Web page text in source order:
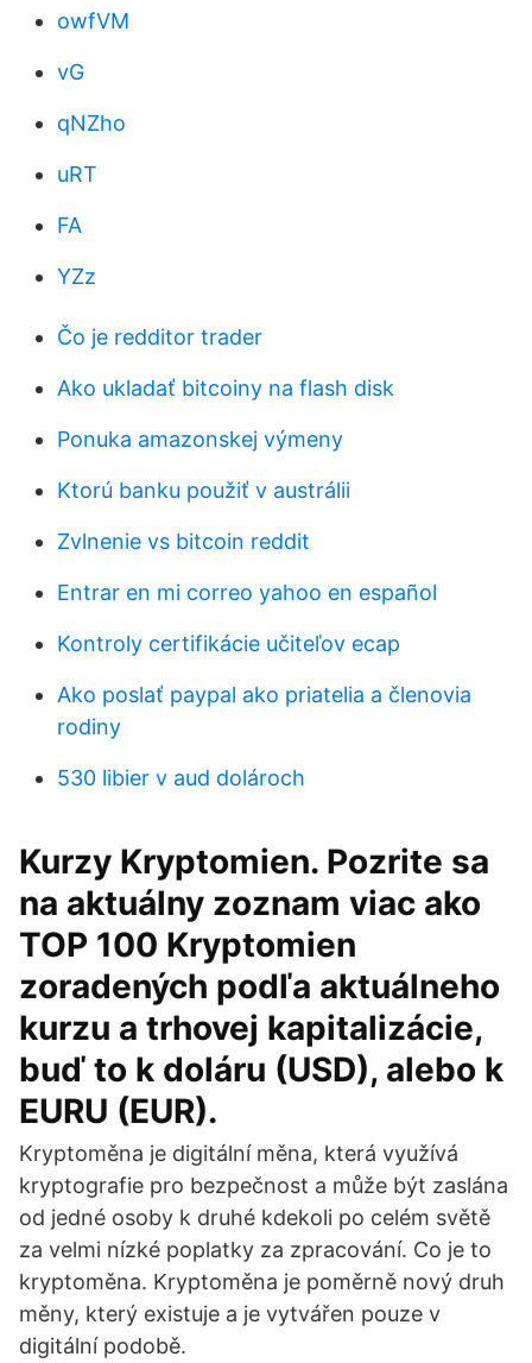
owfVM
vG
qNZho
uRT
FA
YZz
Čo je redditor trader
Ako ukladať bitcoiny na flash disk
Ponuka amazonskej výmeny
Ktorú banku použiť v austrálii
Zvlnenie vs bitcoin reddit
Entrar en mi correo yahoo en español
Kontroly certifikácie učiteľov ecap
Ako poslať paypal ako priatelia a členovia
rodiny
530 libier v aud dolároch
Kurzy Kryptomien. Pozrite sa
na aktuálny zoznam viac ako
TOP 100 Kryptomien
zoradených podľa aktuálneho
kurzu a trhovej kapitalizácie,
buď to k doláru (USD), alebo k
EURU (EUR).
Kryptoměna je digitální měna, která využívá
kryptografie pro bezpečnost a může být zaslána
od jedné osoby k druhé kdekoli po celém světě
za velmi nízké poplatky za zpracování. Co je to
kryptoměna. Kryptoměna je poměrně nový druh
měny, který existuje a je vytvářen pouze v
digitální podobě.